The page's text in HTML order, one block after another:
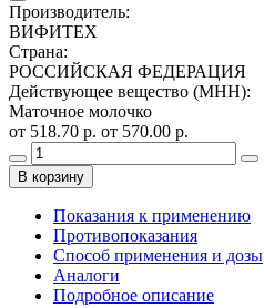
Производитель:
ВИФИТЕХ
Страна:
РОССИЙСКАЯ ФЕДЕРАЦИЯ
Действующее вещество (МНН):
Маточное молочко
от 518.70 р. от 570.00 р.
В корзину
Показания к применению
Противопоказания
Способ применения и дозы
Аналоги
Подробное описание